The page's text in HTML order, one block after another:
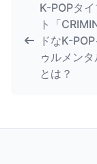
K-POPタ
ト「
ドなK-
ゥルメン
とは？